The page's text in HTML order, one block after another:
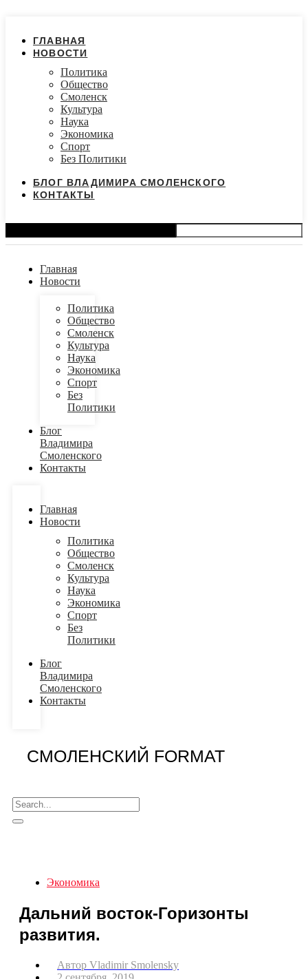
ГЛАВНАЯ
НОВОСТИ
Политика
Общество
Смоленск
Культура
Наука
Экономика
Спорт
Без Политики
БЛОГ ВЛАДИМИРА СМОЛЕНСКОГО
КОНТАКТЫ
Главная
Новости
Политика
Общество
Смоленск
Культура
Наука
Экономика
Спорт
Без
Политики
Блог
Владимира
Смоленского
Контакты
Главная
Новости
Политика
Общество
Смоленск
Культура
Наука
Экономика
Спорт
Без
Политики
Блог
Владимира
Смоленского
Контакты
СМОЛЕНСКИЙ FORMAT
Экономика
Дальний восток-Горизонты
развития.
Автор Vladimir Smolensky